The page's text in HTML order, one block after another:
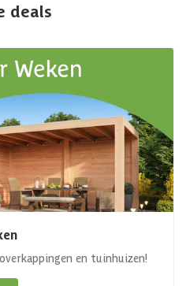
deals
en tuinhuizen!